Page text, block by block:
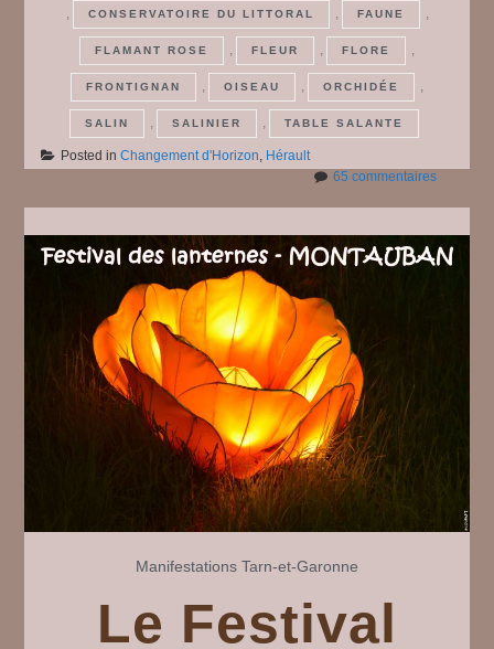
, CONSERVATOIRE DU LITTORAL , FAUNE ,
FLAMANT ROSE , FLEUR , FLORE ,
FRONTIGNAN , OISEAU , ORCHIDÉE ,
SALIN , SALINIER , TABLE SALANTE
Posted inChangement d'Horizon, Hérault
65 commentairessur
marais
salants
Manifestations Tarn-et-Garonne
Le Festival